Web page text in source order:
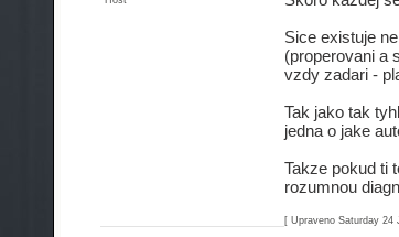
Sice existuje
(properovani a
vzdy zadari -
Tak jako tak
jedna o jake
Takze pokud ti
rozumnou
[ Upraveno Saturday 24